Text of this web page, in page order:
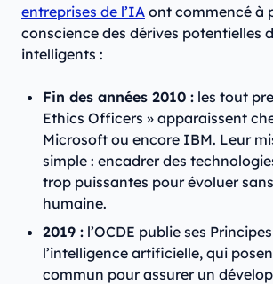
entreprises de l’IA ont commencé à
conscience des dérives potentielles
intelligents :
Fin des années 2010 : les tout
Ethics Officers » apparaissent
Microsoft ou encore IBM. Leur
simple : encadrer des
trop puissantes pour évoluer
humaine.
2019 : l’OCDE publie ses
l’intelligence artificielle, qui
commun pour assurer un